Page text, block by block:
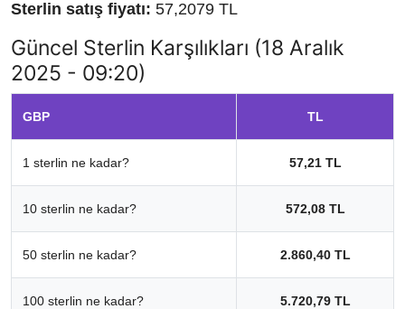
Sterlin satış fiyatı: 57,2079 TL
Güncel Sterlin Karşılıkları (18 Aralık
2025 - 09:20)
GBP TL
1 sterlin ne kadar? 57,21 TL
10 sterlin ne kadar? 572,08 TL
50 sterlin ne kadar? 2.860,40 TL
100 sterlin ne kadar? 5.720,79 TL